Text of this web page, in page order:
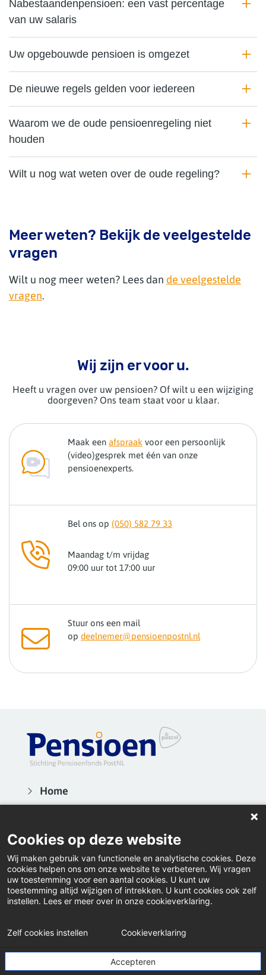
Nabestaandenpensioen: een vast percentage
van uw salaris
Uw opgebouwde pensioen is omgezet
De nieuwe regels gelden voor iedereen
Waarom we de oude pensioenregeling niet
houden
Wilt u nog wat weten over de oude regeling?
Meer weten? Bekijk de veelgestelde
vragen
Wilt u nog meer weten? Lees dan de veelgestelde
vragen.
Wij zijn er voor u.
Heeft u vragen over uw pensioen? Of wilt u een wijziging
doorgeven? Ons team staat voor u klaar.
Maak een afspraak voor een persoonlijk
(video)gesprek met één van onze
pensioenexperts.
Bel ons op (050) 582 79 33
Maandag t/m vrijdag
09:00 uur tot 17:00 uur
Stuur ons een mail
op deelnemer@pensioenpostnl.nl
Home
Actueel
Inloggen
Klacht indienen
Cookies op deze website
Wij maken gebruik van functionele en analytische cookies. Deze
cookies helpen ons om onze website te verbeteren. Wij vragen
uw toestemming voor een aantal cookies. U kunt uw
toestemming altijd wijzigen of intrekken. U kunt cookies ook zelf
instellen. Lees er meer over in onze cookieverklaring.
Accepteren
Zelf cookies instellen Cookieverklaring